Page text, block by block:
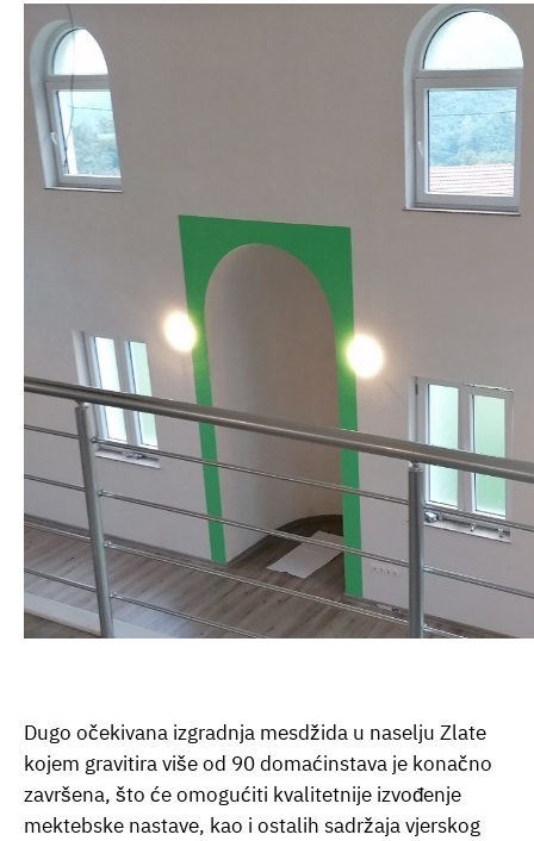
Dugo očekivana izgradnja mesdžida u naselju Zlate
kojem gravitira više od 90 domaćinstava je konačno
završena, što će omogućiti kvalitetnije izvođenje
mektebske nastave, kao i ostalih sadržaja vjerskog